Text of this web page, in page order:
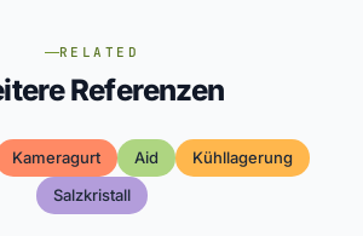
RELATED
Referenzen
Kameragurt Aid
Kühllagerung
Salzkristall